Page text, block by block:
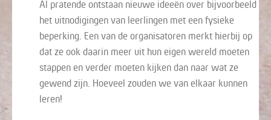
Al pratende ontstaan nieuwe ideeën over bijvoorbeeld
het uitnodigingen van leerlingen met een fysieke
beperking. Een van de organisatoren merkt hierbij op
dat ze ook daarin meer uit hun eigen wereld moeten
stappen en verder moeten kijken dan naar wat ze
gewend zijn. Hoeveel zouden we van elkaar kunnen
leren!